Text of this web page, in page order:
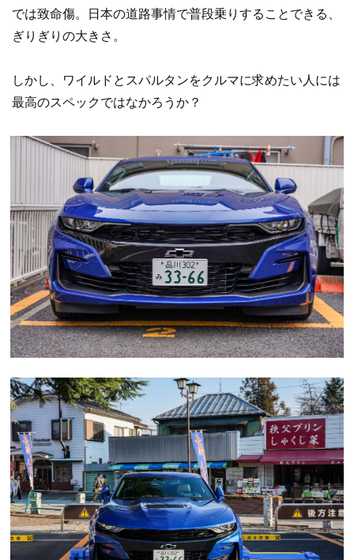
では致命傷。日本の道路事情で普段乗りすることできる、
ぎりぎりの大きさ。
しかし、ワイルドとスパルタンをクルマに求めたい人には
最高のスペックではなかろうか？